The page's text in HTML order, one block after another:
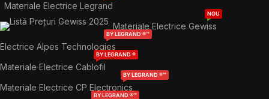
Materiale Electrice Legrand
Materiale Electrice Gewiss
NOU
Electrice Alpes Technologies
BY LEGRAND ®™
Materiale Electrice Cablofil
BY LEGRAND ®
Materiale Electrice CP Electronics
BY LEGRAND ®™
BY LEGRAND ®™